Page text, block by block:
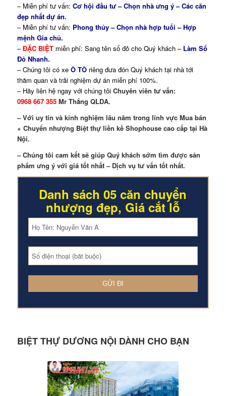
– Miễn phí tư vấn: Cơ hội đầu tư – Chọn nhà ưng ý – Các căn
đẹp nhất dự án.
– Miễn phí tư vấn: Phong thủy – Chọn nhà hợp tuổi – Hợp
mệnh Gia chủ.
–ĐẶC BIỆTmiễn phí: Sang tên sổ đỏ cho Quý khách – Làm Sổ
Đỏ Nhanh.
– Chúng tôi có xe Ô TÔriêng đưa đón Quý khách tại nhà tới
thăm quan và trải nghiệm dự án miễn phí 100%.
– Hãy liên hệ ngay với chúng tôi Chuyên viên tư vấn:
0968 667 355Mr Thắng QLDA.
– Với uy tín và kinh nghiệm lâu năm trong lĩnh vực Mua bán
+ Chuyển nhượng Biệt thự liền kề Shophouse cao cấp tại Hà
Nội.
– Chúng tôi cam kết sẽ giúp Quý khách sớm tìm được sản
phẩm ưng ý với giá tốt nhất – Dịch vụ tư vấn tốt nhất.
Danh sách 05 căn chuyển
nhượng đẹp, Giá cắt lỗ
BIỆT THỰ DƯƠNG NỘI DÀNH CHO BẠN